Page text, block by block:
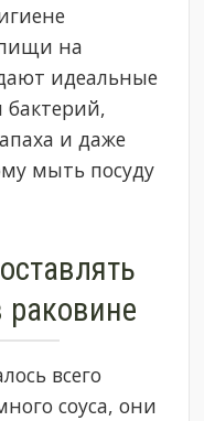
на
идеальные
бактерий,
и даже
мыть посуду
раковине
всего
соуса, они